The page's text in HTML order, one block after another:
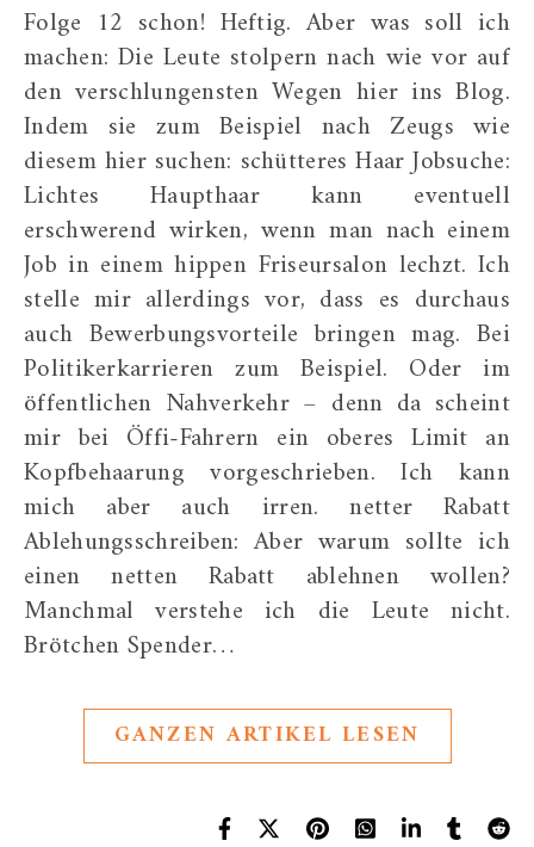
Folge 12 schon! Heftig. Aber was soll ich
machen: Die Leute stolpern nach wie vor auf
den verschlungensten Wegen hier ins Blog.
Indem sie zum Beispiel nach Zeugs wie
diesem hier suchen: schütteres Haar Jobsuche:
Lichtes Haupthaar kann eventuell
erschwerend wirken, wenn man nach einem
Job in einem hippen Friseursalon lechzt. Ich
stelle mir allerdings vor, dass es durchaus
auch Bewerbungsvorteile bringen mag. Bei
Politikerkarrieren zum Beispiel. Oder im
öffentlichen Nahverkehr – denn da scheint
mir bei Öffi-Fahrern ein oberes Limit an
Kopfbehaarung vorgeschrieben. Ich kann
mich aber auch irren. netter Rabatt
Ablehungsschreiben: Aber warum sollte ich
einen netten Rabatt ablehnen wollen?
Manchmal verstehe ich die Leute nicht.
Brötchen Spender…
GANZEN ARTIKEL LESEN